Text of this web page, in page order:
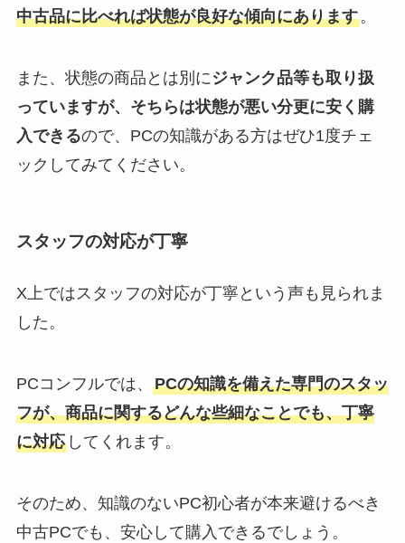
中古品に比べれば状態が良好な傾向にあります。
また、状態の商品とは別に ジャンク品等も取り扱
っていますが、そちらは状態が悪い分更に安く購
入できるので、PCの知識がある方はぜひ1度チェ
ックしてみてください。
スタッフの対応が丁寧
X上ではスタッフの対応が丁寧という声も見られま
した。
PCコンフルでは、 PCの知識を備えた専門のスタッ
フが、商品に関するどんな些細なことでも、丁寧
に対応してくれます。
そのため、知識のないPC初心者が本来避けるべき
中古PCでも、安心して購入できるでしょう。